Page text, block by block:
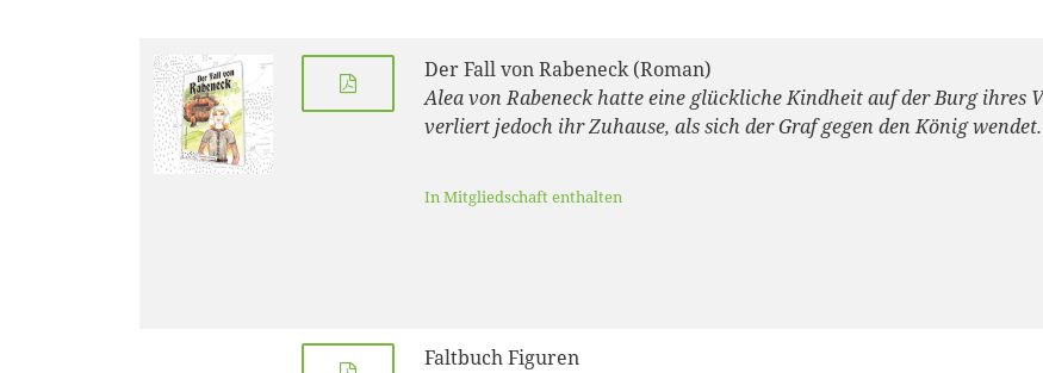
Der Fall von Rabeneck (Roman)
Alea von Rabeneck hatte eine glückliche Kindheit auf der Burg ihres
verliert jedoch ihr Zuhause, als sich der Graf gegen den König wendet.
In Mitgliedschaft enthalten
Faltbuch Figuren